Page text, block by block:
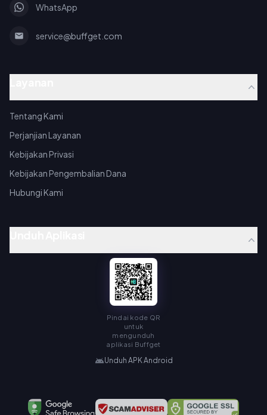
WhatsApp
service@buffget.com
Tentang Kami
Perjanjian Layanan
Kebijakan Privasi
Kebijakan Pengembalian Dana
Hubungi Kami
Pindai kode QR
untuk
mengunduh
aplikasi Buffget
Unduh APK Android